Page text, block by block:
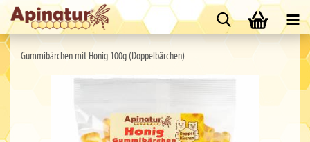
Gummibärchen mit Honig 100g (Doppelbärchen)